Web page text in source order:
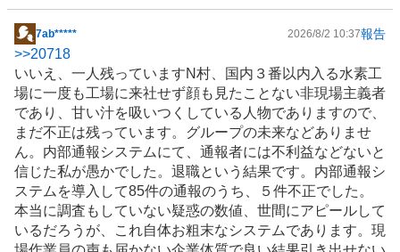
掲
示
板
記
事
7ab***** 2026/8/2 10:37報告
>>20718
いいえ、一人残っていますN村、国内３番以内入る水素工
場に一度も工場に来社せず顔も見たことない非現場主義者
であり、甘い汁を吸いつくしている人物でありますので、
まだ不正は残っています。グループの未来などありませ
ん。内部通報システムにて、通報者には不利益などないと
信じた私が愚かでした。退職という結果です。内部通報シ
ステムを導入して85件の通報のうち、５件不正でした。
本当に調査もしていない疑惑の数値、世間にアピールして
いるだろうが、これ自体お粗末なシステムであります。現